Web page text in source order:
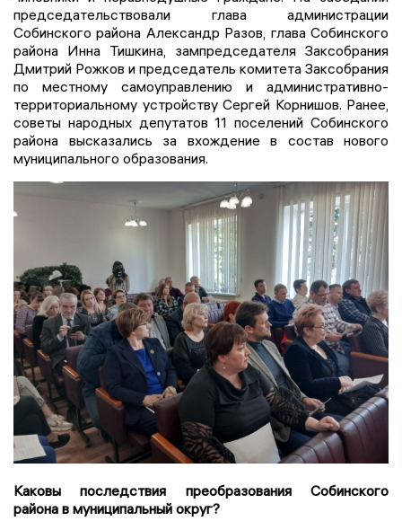
председательствовали глава администрации
Собинского района Александр Разов, глава Собинского
района Инна Тишкина, зампредседателя Заксобрания
Дмитрий Рожков и председатель комитета Заксобрания
по местному самоуправлению и административно-
территориальному устройству Сергей Корнишов. Ранее,
советы народных депутатов 11 поселений Собинского
района высказались за вхождение в состав нового
муниципального образования.
Каковы последствия преобразования Собинского
района в муниципальный округ?